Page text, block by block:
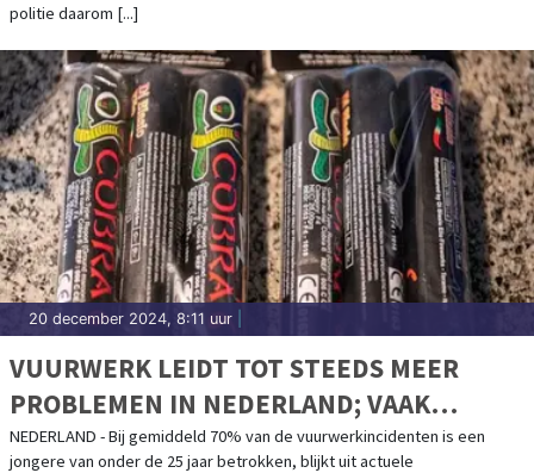
politie daarom [...]
20 december 2024, 8:11 uur
VUURWERK LEIDT TOT STEEDS MEER
PROBLEMEN IN NEDERLAND; VAAK
TIENERS BETROKKEN BIJ INCIDENTEN
NEDERLAND - Bij gemiddeld 70% van de vuurwerkincidenten is een
jongere van onder de 25 jaar betrokken, blijkt uit actuele